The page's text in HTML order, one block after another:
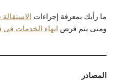
ما رأيك بمعرفة إجراءات
ومتى يتم فرض
انهاء الخدمات
المصادر